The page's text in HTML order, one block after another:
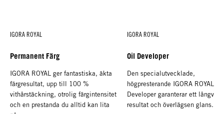
IGORA ROYAL
Permanent Färg
IGORA ROYAL ger fantastiska, äkta
färgresultat, upp till 100 %
vithårstäckning, otrolig färgintensitet
och en prestanda du alltid kan lita
IGORA ROYAL
Oil Developer
Den specialutvecklade,
högpresterande IGORA ROYAL Oil
Developer garanterar ett
resultat och överlägsen glans.